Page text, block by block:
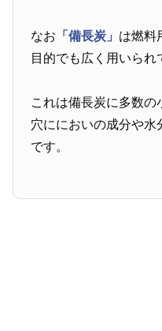
なお 「備長炭」 は燃料
目的でも広く用いられ
これは備長炭に多数
穴ににおいの成分や水
です。